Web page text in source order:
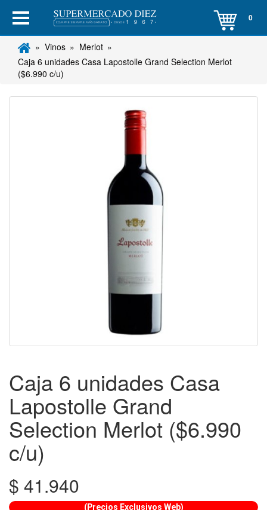
0
Vinos
Merlot
Caja 6 unidades Casa Lapostolle Grand Selection Merlot
($6.990 c/u)
Caja 6 unidades Casa
Lapostolle Grand
Selection Merlot ($6.990
c/u)
$ 41.940
(Precios Exclusivos Web)